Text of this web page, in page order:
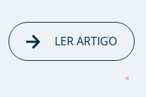
LER ARTIGO